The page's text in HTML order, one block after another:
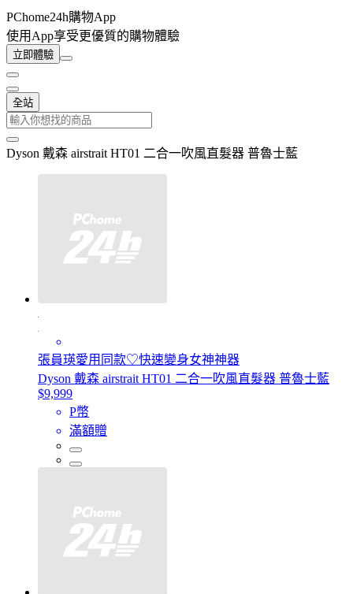
PChome24h購物App
使用App享受更優質的購物體驗
立即體驗
全站
Dyson 戴森 airstrait HT01 二合一吹風直髮器 普魯士藍
張員瑛愛用同款♡快速變身女神神器
Dyson 戴森 airstrait HT01 二合一吹風直髮器 普魯士藍
$9,999
P幣
滿額贈